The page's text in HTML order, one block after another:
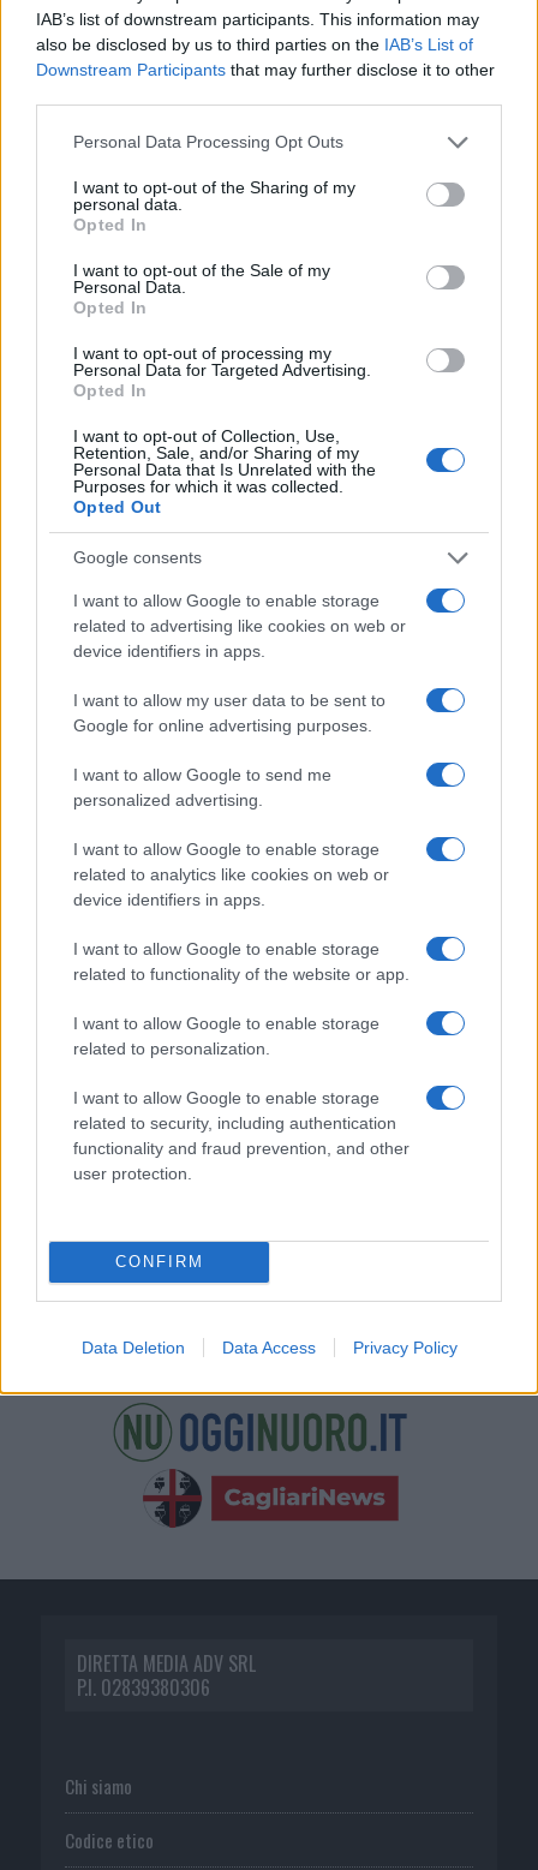
IAB’s list of downstream participants. This information may
also be disclosed by us to third parties on the IAB’s List of
Downstream Participants that may further disclose it to other
Please note that this website/app uses one or more Google
not limited to your visit or usage behaviour. You may click to
grant or deny consent to Google and its third-party tags to
use your data for below specified purposes in below Google
consent section.
Personal Data Processing Opt Outs
I want to opt-out of the Sharing of my
personal data.
Opted In
I want to opt-out of the Sale of my
Personal Data.
Opted In
I want to opt-out of processing my
Personal Data for Targeted Advertising.
Opted In
I want to opt-out of Collection, Use,
Retention, Sale, and/or Sharing of my
Personal Data that Is Unrelated with the
Purposes for which it was collected.
Opted Out
Google consents
I want to allow Google to enable storage
related to advertising like cookies on web or
device identifiers in apps.
I want to allow my user data to be sent to
Google for online advertising purposes.
I want to allow Google to send me
personalized advertising.
I want to allow Google to enable storage
related to analytics like cookies on web or
device identifiers in apps.
I want to allow Google to enable storage
related to functionality of the website or app.
I want to allow Google to enable storage
related to personalization.
I want to allow Google to enable storage
related to security, including authentication
functionality and fraud prevention, and other
user protection.
CONFIRM
Data Deletion Data Access Privacy Policy
I nostri cari
I nostri cari
Invia un Comunicato Stampa|Pubblicità|Segnala
Vuoi rimanere sempre aggiornato?
Iscriviti alla newsletter di Gallura Oggi e ricevi le nostre
email periodiche contenenti le ultime notizie pubblicate
sul sito web!
Utilizziamo Mailchimp come piattaforma di
marketing. Iscrivendoti alla newsletter accetti che le
tue informazioni siano trasferite a Mailchimp per
Leggi qui l'informativa sulla privacy
di Mailchimp.
Potrai annullare l'iscrizione in qualsiasi momento
DIRETTA MEDIA ADV SRL
P.I. 02839380306
Chi siamo
Codice etico